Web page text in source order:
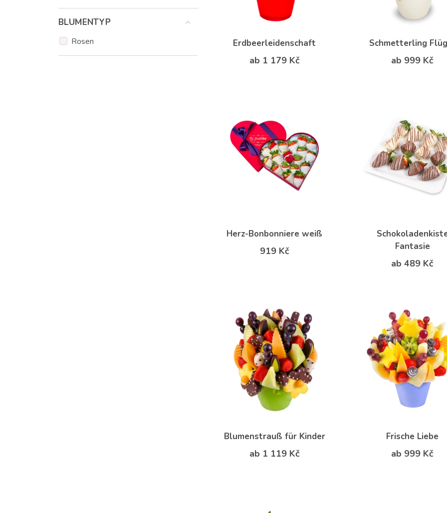
Äpfel
Erdbeeren
Kiwi
Waldfrucht
BLUMENTYP
Rosen Erdbeerleidenschaft
ab 1 179 Kč
Schmetterling
ab 999 Kč
Herz-Bonbonniere weiß
919 Kč
Fantasie
ab 489 Kč
Blumenstrauß für Kinder
ab 1 119 Kč
Frische Liebe
ab 999 Kč